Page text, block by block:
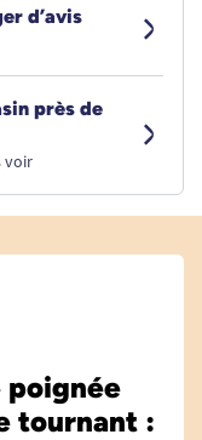
d’avis
près de
voir
poignée
tournant :